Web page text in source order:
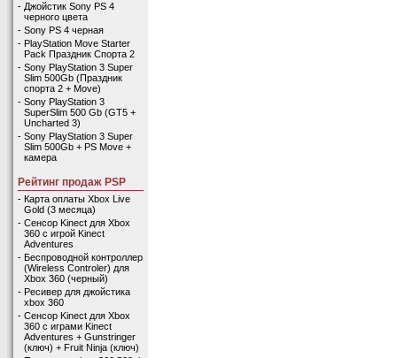
- Джойстик Sony PS 4
черного цвета
- Sony PS 4 черная
- PlayStation Move Starter
Pack Праздник Спорта 2
- Sony PlayStation 3 Super
Slim 500Gb (Праздник
спорта 2 + Move)
- Sony PlayStation 3
SuperSlim 500 Gb (GT5 +
Uncharted 3)
- Sony PlayStation 3 Super
Slim 500Gb + PS Move +
камера
Рейтинг продаж PSP
- Карта оплаты Xbox Live
Gold (3 месяца)
- Сенсор Kinect для Xbox
360 с игрой Kinect
Adventures
- Беспроводной контроллер
(Wireless Controler) для
Xbox 360 (черный)
- Ресивер для джойстика
xbox 360
- Сенсор Kinect для Xbox
360 с играми Kinect
Adventures + Gunstringer
(ключ) + Fruit Ninja (ключ)